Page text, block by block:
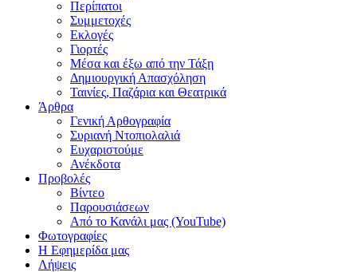
Περίπατοι
Συμμετοχές
Εκλογές
Γιορτές
Μέσα και έξω από την Τάξη
Δημιουργική Απασχόληση
Ταινίες, Παζάρια και Θεατρικά
Άρθρα
Γενική Αρθογραφία
Συριανή Ντοπιολαλιά
Ευχαριστούμε
Ανέκδοτα
Προβολές
Βίντεο
Παρουσιάσεων
Από το Κανάλι μας (YouTube)
Φωτογραφίες
Η Εφημερίδα μας
Λήψεις